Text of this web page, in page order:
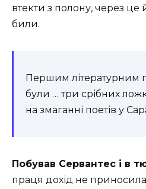
втекти з полону, через це
били.
Першим літературним
були … три срібних
на змаганні поетів у
Побував Сервантес і в
праця дохід не